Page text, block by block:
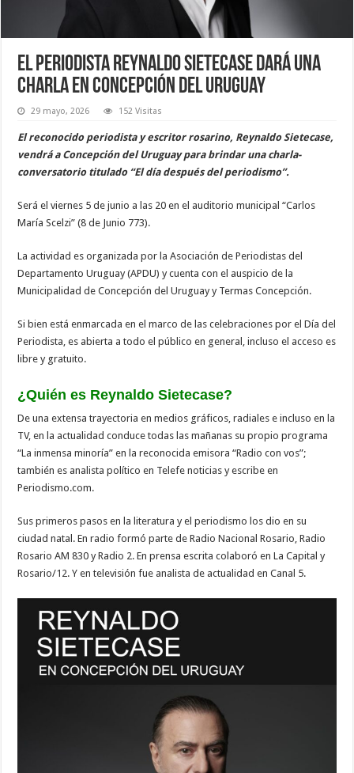
El periodista Reynaldo Sietecase dará una
charla en Concepción del Uruguay
29 mayo, 2026 152 Visitas
El reconocido periodista y escritor rosarino, Reynaldo Sietecase,
vendrá a Concepción del Uruguay para brindar una charla-
conversatorio titulado “El día después del periodismo”.
Será el viernes 5 de junio a las 20 en el auditorio municipal “Carlos
María Scelzi” (8 de Junio 773).
La actividad es organizada por la Asociación de Periodistas del
Departamento Uruguay (APDU) y cuenta con el auspicio de la
Municipalidad de Concepción del Uruguay y Termas Concepción.
Si bien está enmarcada en el marco de las celebraciones por el Día del
Periodista, es abierta a todo el público en general, incluso el acceso es
libre y gratuito.
¿Quién es Reynaldo Sietecase?
De una extensa trayectoria en medios gráficos, radiales e incluso en la
TV, en la actualidad conduce todas las mañanas su propio programa
“La inmensa minoría” en la reconocida emisora “Radio con vos”;
también es analista político en Telefe noticias y escribe en
Periodismo.com.
Sus primeros pasos en la literatura y el periodismo los dio en su
ciudad natal. En radio formó parte de Radio Nacional Rosario, Radio
Rosario AM 830 y Radio 2. En prensa escrita colaboró en La Capital y
Rosario/12. Y en televisión fue analista de actualidad en Canal 5.